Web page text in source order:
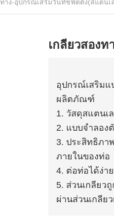
ทาง-อุปกรณ์เสริมวันทัชฟิตติ้ง(สแตนเ
เกลียวสอง
อุปกรณ์เสริมแ
ผลิตภัณฑ์
1. วัสดุสแตนเ
2. แบบจำลอง
3. ประสิทธิภา
ภายในของท่อ
4. ต่อท่อได้ง่า
5. ส่วนเกลียว
ผ่านส่วนเกลีย